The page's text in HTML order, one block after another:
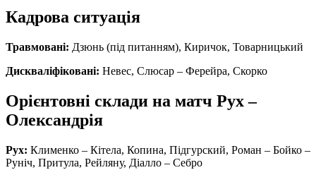
Кадрова ситуація
Травмовані: Дзюнь (під питанням), Киричок, Товарницький
Дискваліфіковані: Невес, Слюсар – Ферейра, Скорко
Орієнтовні склади на матч Рух –
Олександрія
Рух: Клименко – Кітела, Копина, Підгурский, Роман – Бойко –
Руніч, Притула, Рейляну, Діалло – Себро